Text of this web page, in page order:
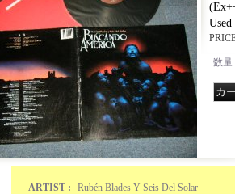
数量:
ARTIST : Rubén Blades Y Seis Del Solar